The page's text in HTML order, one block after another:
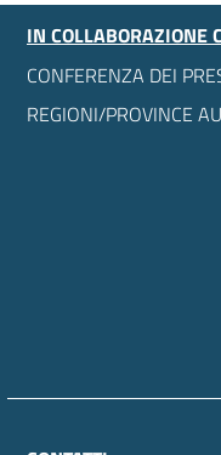
IN COLLABORAZIONE
CONFERENZA DEI
REGIONI/PROVINCE